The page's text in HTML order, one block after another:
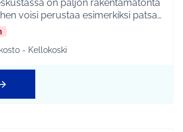
on paljon rakentamatonta
voisi perustaa esimerkiksi patsa…
mukaan: Kehittämisverkosto -
- Kellokoski